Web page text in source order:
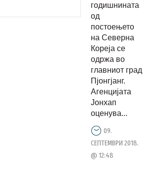
по повод
70-
од
на
Северна
Кореја
годишнината
од
постоењето
на Северна
Кореја се
одржа во
главниот град
Пјонгјанг.
Агенцијата
Јонхап
оценува...
09.
СЕПТЕМВРИ 2018.
@ 12:48